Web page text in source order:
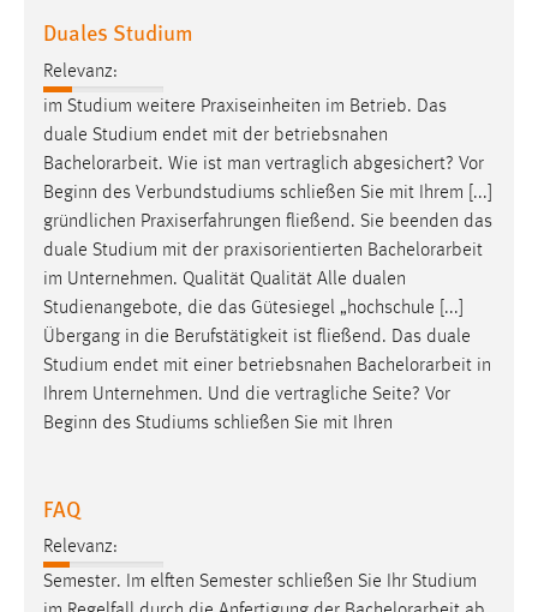
Duales Studium
Relevanz:
im Studium weitere Praxiseinheiten im Betrieb. Das
duale Studium endet mit der betriebsnahen
Bachelorarbeit. Wie ist man vertraglich abgesichert? Vor
Beginn des Verbundstudiums schließen Sie mit Ihrem [...]
gründlichen Praxiserfahrungen fließend. Sie beenden das
duale Studium mit der praxisorientierten Bachelorarbeit
im Unternehmen. Qualität Qualität Alle dualen
Studienangebote, die das Gütesiegel „hochschule [...]
Übergang in die Berufstätigkeit ist fließend. Das duale
Studium endet mit einer betriebsnahen Bachelorarbeit in
Ihrem Unternehmen. Und die vertragliche Seite? Vor
Beginn des Studiums schließen Sie mit Ihren
FAQ
Relevanz:
Semester. Im elften Semester schließen Sie Ihr Studium
Wird benötigt um die Chatfunktion nutzen zu können.
Cookie Laufzeit:
5e9dbeb1811c0446 = Sitzungslaufzeit, mibew_locale = 3
Jahre, MIBEW_UserID = 1 Jahr
Login
Name:
fe_user, be_user, be_lastLoginProvider
Zweck:
Dieser Cookie ist notwendig um sich an der Website